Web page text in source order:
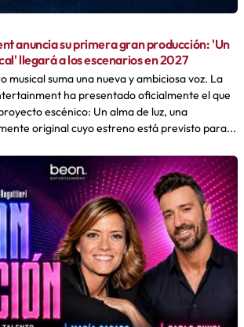
anuncia su primera gran producción: 'Un
llegará a los escenarios en 2027
musical suma una nueva y ambiciosa voz. La
ha presentado oficialmente el que
escénico: Un alma de luz, una
original cuyo estreno está previsto para...